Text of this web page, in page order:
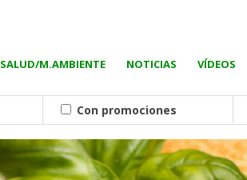
SALUD/M.AMBIENTE NOTICIAS VÍDEOS
Con promociones